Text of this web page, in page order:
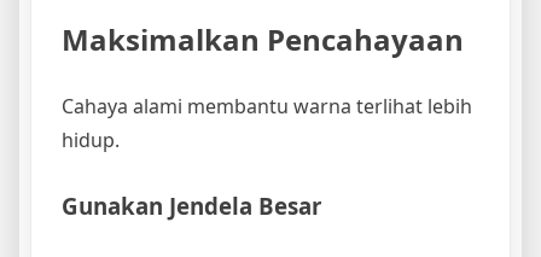
Maksimalkan Pencahayaan
Cahaya alami membantu warna terlihat lebih
hidup.
Gunakan Jendela Besar